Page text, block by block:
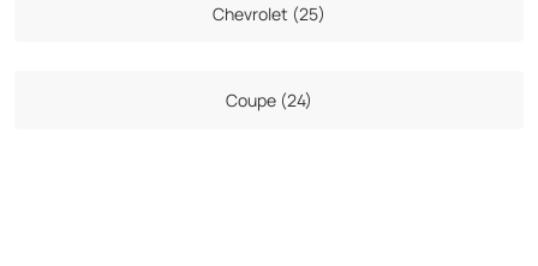
Chevrolet (25)
Coupe (24)